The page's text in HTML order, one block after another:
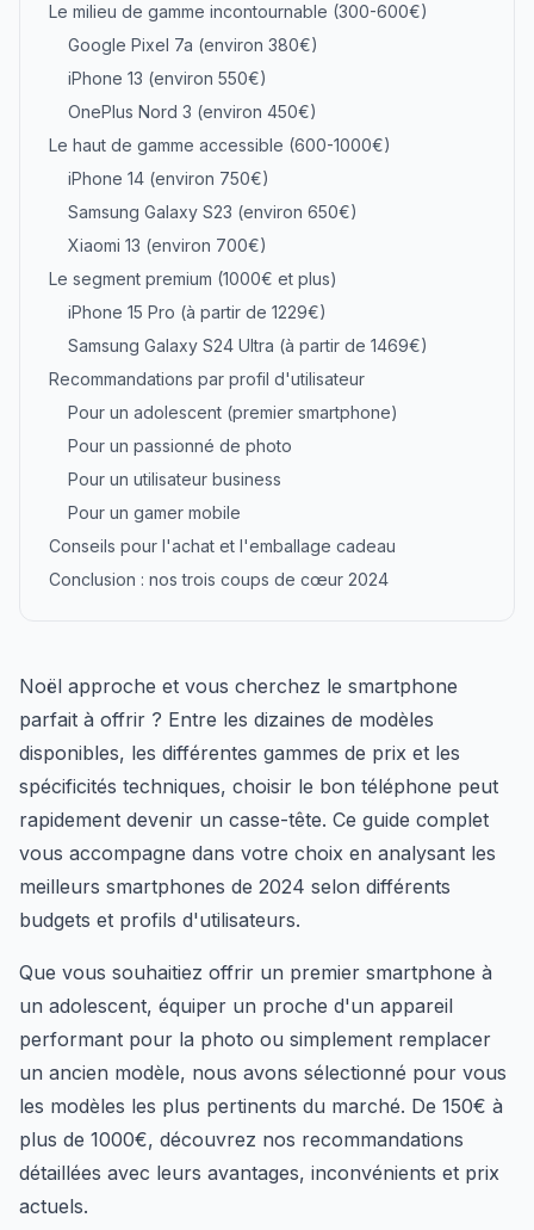
Le milieu de gamme incontournable (300-600€)
Google Pixel 7a (environ 380€)
iPhone 13 (environ 550€)
OnePlus Nord 3 (environ 450€)
Le haut de gamme accessible (600-1000€)
iPhone 14 (environ 750€)
Samsung Galaxy S23 (environ 650€)
Xiaomi 13 (environ 700€)
Le segment premium (1000€ et plus)
iPhone 15 Pro (à partir de 1229€)
Samsung Galaxy S24 Ultra (à partir de 1469€)
Recommandations par profil d'utilisateur
Pour un adolescent (premier smartphone)
Pour un passionné de photo
Pour un utilisateur business
Pour un gamer mobile
Conseils pour l'achat et l'emballage cadeau
Conclusion : nos trois coups de cœur 2024
Noël approche et vous cherchez le smartphone
parfait à offrir ? Entre les dizaines de modèles
disponibles, les différentes gammes de prix et les
spécificités techniques, choisir le bon téléphone peut
rapidement devenir un casse-tête. Ce guide complet
vous accompagne dans votre choix en analysant les
meilleurs smartphones de 2024 selon différents
budgets et profils d'utilisateurs.
Que vous souhaitiez offrir un premier smartphone à
un adolescent, équiper un proche d'un appareil
performant pour la photo ou simplement remplacer
un ancien modèle, nous avons sélectionné pour vous
les modèles les plus pertinents du marché. De 150€ à
plus de 1000€, découvrez nos recommandations
détaillées avec leurs avantages, inconvénients et prix
actuels.